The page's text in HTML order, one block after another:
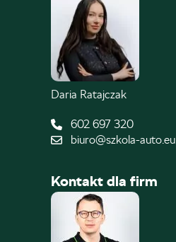
Daria Ratajczak
602 697 320
biuro@szkola-auto.eu
Kontakt dla firm